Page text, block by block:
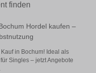
finden
Hordel kaufen –
in Bochum! Ideal als
Singles – jetzt Angebote